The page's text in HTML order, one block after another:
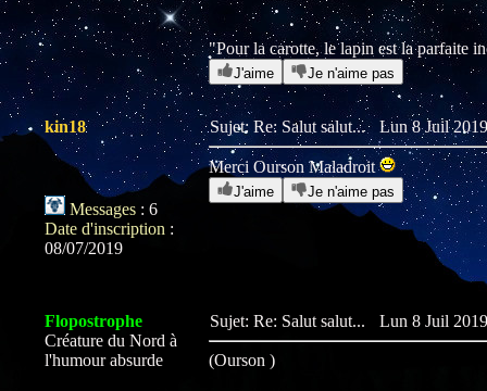
"Pour la carotte, le lapin est la parfaite
J'aime Je n'aime pas
kin18
Messages : 6
Date d'inscription :
08/07/2019
Sujet: Re: Salut salut... Lun 8 Juil
Merci Ourson Maladroit
J'aime Je n'aime pas
Flopostrophe
Créature du Nord à
l'humour absurde
Sujet: Re: Salut salut... Lun 8 Juil
(Ourson )